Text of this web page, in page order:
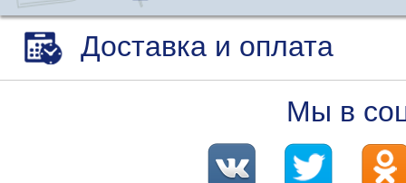
Доставка и оплата
Мы в